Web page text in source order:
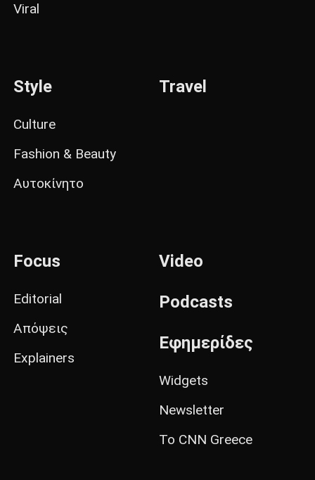
Viral
Style
Culture
Fashion & Beauty
Αυτοκίνητο
Travel
Focus
Editorial
Απόψεις
Explainers
Video
Podcasts
Εφημερίδες
Widgets
Newsletter
Το CNN Greece